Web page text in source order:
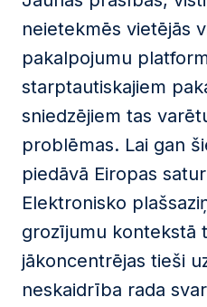
neietekmēs vietējās
pakalpojumu
starptautiskajiem
sniedzējiem tas
problēmas. Lai gan
piedāvā Eiropas
Elektronisko
grozījumu kontekstā
jākoncentrējas tieši
neskaidrība rada